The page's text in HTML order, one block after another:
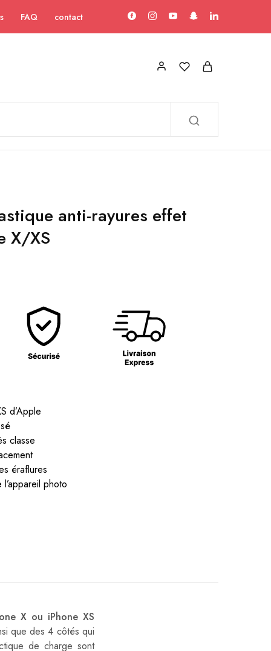
FAQ contact
anti-rayures effet
X/XS
d’Apple
classe
éraflures
photo
X ou iPhone XS
que des 4 côtés qui
de charge sont